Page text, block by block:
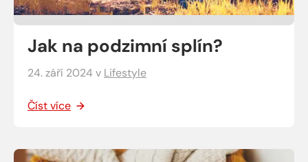
Jak na podzimní splín?
24. září 2024 v Lifestyle
Číst více